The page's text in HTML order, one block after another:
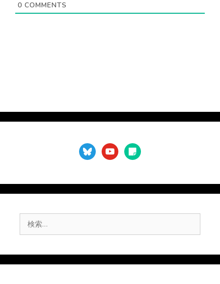
（
0 COMMENTS
blueskyyoutubesticky-
note
索: